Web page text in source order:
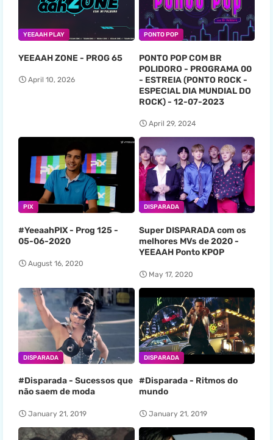
YEEAAH PLAY
YEEAAH ZONE - PROG 65
April 10, 2026
PONTO POP
PONTO POP COM BR
POLIDORO - PROGRAMA 00
- ESTREIA (PONTO ROCK -
ESPECIAL DIA MUNDIAL DO
ROCK) - 12-07-2023
April 29, 2024
PIX
#YeeaahPIX - Prog 125 -
05-06-2020
August 16, 2020
DISPARADA
Super DISPARADA com os
melhores MVs de 2020 -
YEEAAH Ponto KPOP
May 17, 2020
DISPARADA
#Disparada - Sucessos que
não saem de moda
January 21, 2019
DISPARADA
#Disparada - Ritmos do
mundo
January 21, 2019